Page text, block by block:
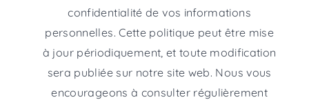
confidentialité de vos informations
personnelles. Cette politique peut être mise
à jour périodiquement, et toute modification
sera publiée sur notre site web. Nous vous
encourageons à consulter régulièrement